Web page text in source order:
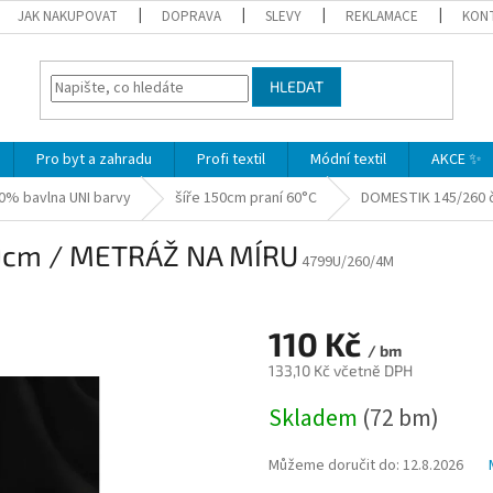
JAK NAKUPOVAT DOPRAVA SLEVY REKLAMACE
HLEDAT
Pro byt a zahradu Profi textil Módní textil AKCE ✨
bavlna UNI barvy šíře 150cm praní 60°C DOMESTIK 145/260
/ METRÁŽ NA MÍRU 4799U/260/4M
110 Kč / bm
133,10 Kč včetně DPH
cena:
Skladem (72 bm)
Můžeme doručit do: 12.8.2026